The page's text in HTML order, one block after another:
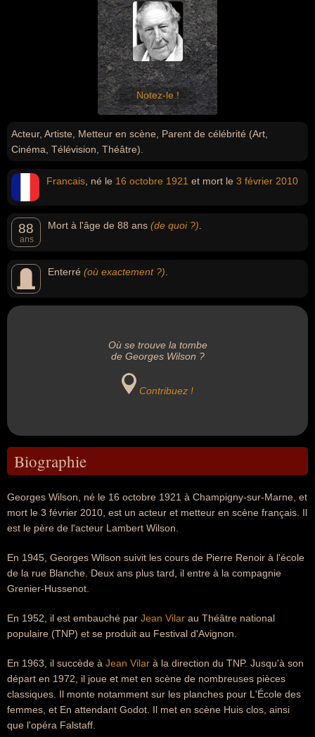
Notez-le !
Acteur, Artiste, Metteur en scène, Parent de célébrité (Art,
Cinéma, Télévision, Théâtre).
Francais , né le 16 octobre 1921 et mort le 3 février 2010
88
ans
Mort à l'âge de 88 ans (de quoi ?)
Enterré (où exactement ?)
Où se trouve la tombe
de Georges Wilson ?
Contribuez !
Biographie
Georges Wilson, né le 16 octobre 1921 à Champigny-sur-Marne, et
mort le 3 février 2010, est un acteur et metteur en scène français. Il
est le père de l'acteur Lambert Wilson.
En 1945, Georges Wilson suivit les cours de Pierre Renoir à l'école
de la rue Blanche. Deux ans plus tard, il entre à la compagnie
Grenier-Hussenot.
En 1952, il est embauché par Jean Vilar au Théâtre national
populaire (TNP) et se produit au Festival d'Avignon.
En 1963, il succède à Jean Vilar à la direction du TNP. Jusqu'à son
départ en 1972, il joue et met en scène de nombreuses pièces
classiques. Il monte notamment sur les planches pour L'École des
femmes, et En attendant Godot. Il met en scène Huis clos, ainsi
que l'opéra Falstaff.